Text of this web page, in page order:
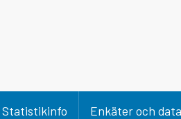
Statistikinfo Enkäter och